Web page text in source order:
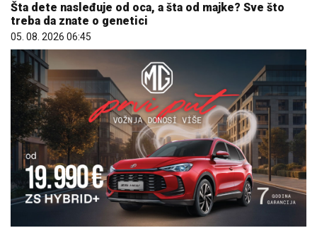
Šta dete nasleđuje od oca, a šta od majke? Sve što
treba da znate o genetici
05. 08. 2026 06:45